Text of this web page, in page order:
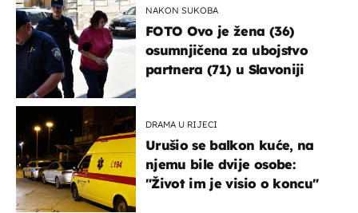
NAKON SUKOBA
FOTO Ovo je žena (36)
osumnjičena za ubojstvo
partnera (71) u Slavoniji
DRAMA U RIJECI
Urušio se balkon kuće, na
njemu bile dvije osobe:
"Život im je visio o koncu"